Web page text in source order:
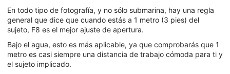
En todo tipo de fotografía, y no sólo submarina, hay una regla
general que dice que cuando estás a 1 metro (3 pies) del
sujeto, F8 es el mejor ajuste de apertura.
Bajo el agua, esto es más aplicable, ya que comprobarás que 1
metro es casi siempre una distancia de trabajo cómoda para ti y
el sujeto implicado.